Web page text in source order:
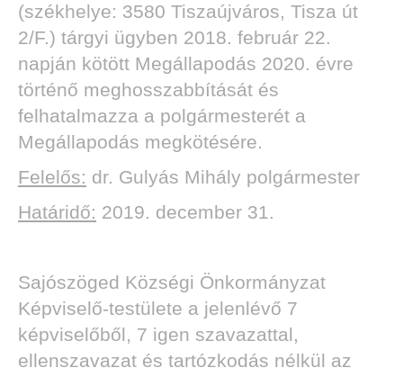
(székhelye: 3580 Tiszaújváros, Tisza út
2/F.) tárgyi ügyben 2018. február 22.
napján kötött Megállapodás 2020. évre
történő meghosszabbítását és
felhatalmazza a polgármesterét a
Megállapodás megkötésére.
Felelős: dr. Gulyás Mihály polgármester
Határidő: 2019. december 31.
Sajószöged Községi Önkormányzat
Képviselő-testülete a jelenlévő 7
képviselőből, 7 igen szavazattal,
ellenszavazat és tartózkodás nélkül az